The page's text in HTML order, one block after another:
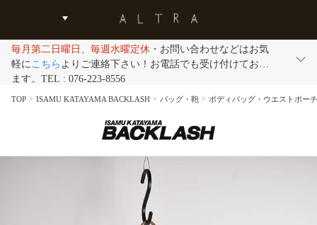
毎月第二日曜日、毎週水曜定休 ・お問い合わせなどはお気
軽にこちら よりご連絡下さい！お電話でも受け付けており
ます。TEL : 076-223-8556
TOP ISAMU KATAYAMA BACKLASH バッグ・鞄 ボディバッグ・ウエストポーチ